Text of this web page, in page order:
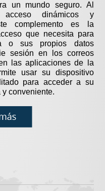
un mundo seguro. Al
acceso dinámicos y
complemento es la
que necesita para
o sus propios datos
sesión en los correos
las aplicaciones de la
usar su dispositivo
para acceder a su
y conveniente.